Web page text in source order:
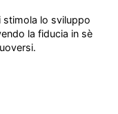
stimola lo sviluppo
la fiducia in sè